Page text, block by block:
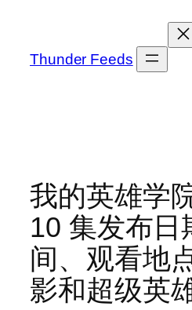
Thunder Feeds
我的英雄学
10 集发布日
间、观看地
影和超级英